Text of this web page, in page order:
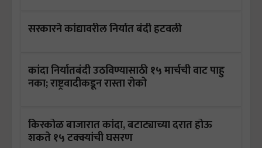
सरकारने कांद्यावरील निर्यात बंदी हटवली
कांदा निर्यातबंदी उठविण्यासाठी १५ मार्चची वाट पाहु
नका; राष्ट्रवादीकडून रास्ता रोको
किरकोळ बाजारात कांदा, बटाट्याच्या दरात होऊ
शकते १५ टक्क्यांची घसरण